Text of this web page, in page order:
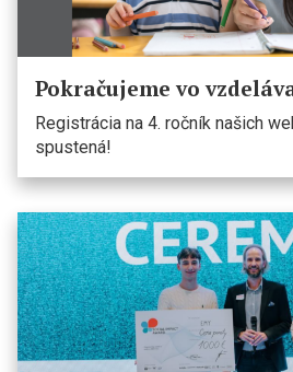
Pokračujeme vo
Registrácia na 4. ročník našich
spustená!